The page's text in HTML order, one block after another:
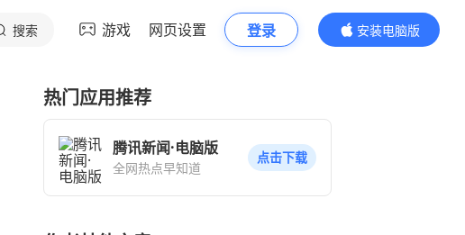
搜索 游戏 网页设置 登录
安装电脑版
内容更精彩
热门应用推荐
腾讯新闻·电脑版
全网热点早知道
点击下载